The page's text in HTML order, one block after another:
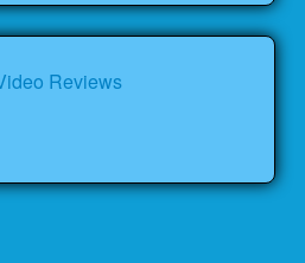
Reviews